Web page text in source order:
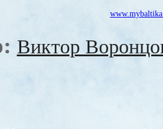
Виктор